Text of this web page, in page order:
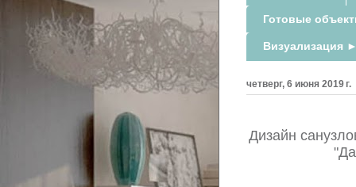
Готовые
Визуализация
четверг, 6 июня 2019 г.
Дизайн